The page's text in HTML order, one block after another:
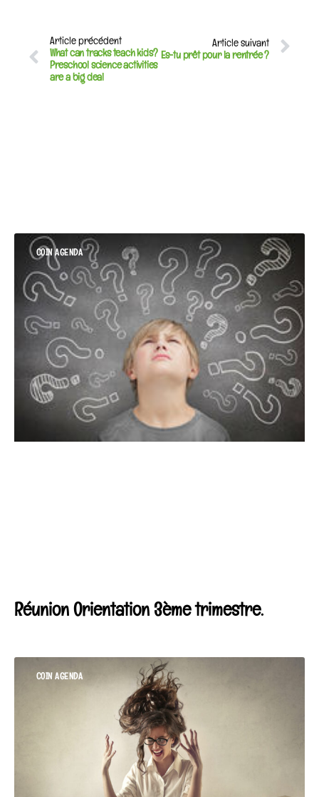
Article précédent
What can tracks teach kids?
Preschool science activities
are a big deal
Article suivant
Es-tu prêt pour la rentrée ?
COIN AGENDA
Réunion Orientation 3ème trimestre.
COIN AGENDA